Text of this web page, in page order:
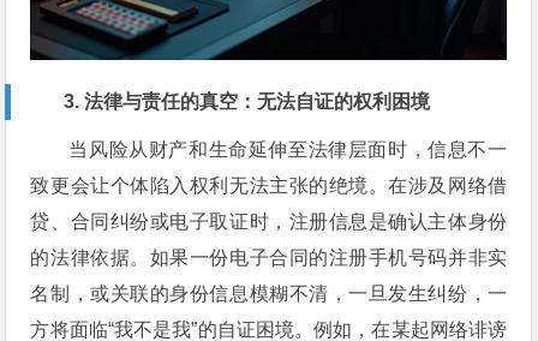
3. 法律与责任的真空：无法自证的权利困境
当风险从财产和生命延伸至法律层面时，信息不一
致更会让个体陷入权利无法主张的绝境。在涉及网络借
贷、合同纠纷或电子取证时，注册信息是确认主体身份
的法律依据。如果一份电子合同的注册手机号码并非实
名制，或关联的身份信息模糊不清，一旦发生纠纷，一
方将面临“我不是我”的自证困境。例如，在某起网络诽谤